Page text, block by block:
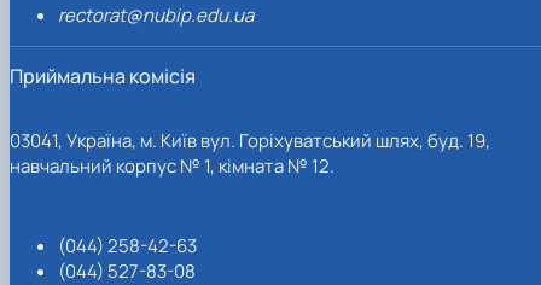
rectorat@nubip.edu.ua
Приймальна комісія
03041, Україна, м. Київ вул. Горіхуватський шлях, буд. 19,
навчальний корпус № 1, кімната № 12.
(044) 258-42-63
(044) 527-83-08